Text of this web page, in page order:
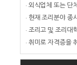
· 외식업체 또는 단
· 현재 조리분야 종
· 조리고 및 조리대
· 취미로 자격증을